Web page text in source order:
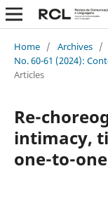
Home / Archives /
No. 60-61 (2024):
Articles
Re-
intimacy,
one-to-